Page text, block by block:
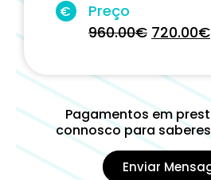
€
Preço
960.00€ 720.00€
Pagamentos em
connosco para
Enviar